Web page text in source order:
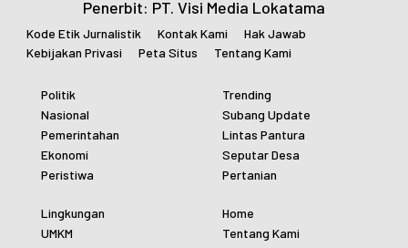
Penerbit: PT. Visi Media Lokatama
Kode Etik Jurnalistik Kontak Kami
Hak Jawab
Kebijakan Privasi
Peta Situs Tentang Kami
Politik
Nasional
Pemerintahan
Ekonomi
Peristiwa
Trending
Subang Update
Lintas Pantura
Seputar Desa
Pertanian
Lingkungan
UMKM
Home
Tentang Kami